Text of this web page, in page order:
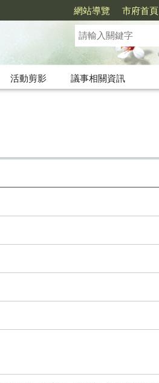
網站導覽 市府首頁
活動剪影
議事相關資訊